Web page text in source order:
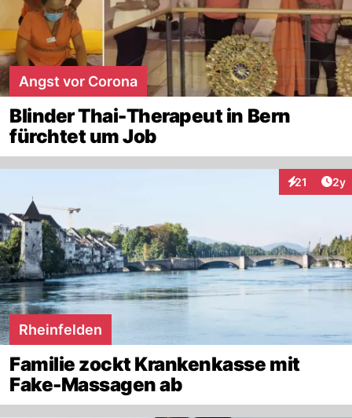
Angst vor Corona
Blinder Thai-Therapeut in Bern
fürchtet um Job
21 2y
Rheinfelden
Familie zockt Krankenkasse mit
Fake-Massagen ab